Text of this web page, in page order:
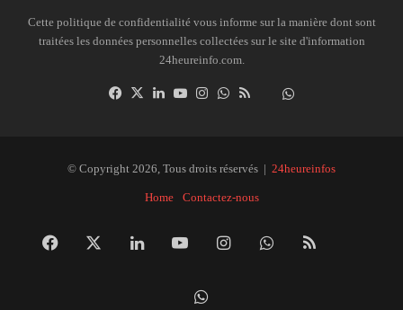
Cette politique de confidentialité vous informe sur la manière dont sont
traitées les données personnelles collectées sur le site d'information
24heureinfo.com.
Facebook
X LinkedinYouTubeInstagramWhatsAppDailymotion
© Copyright 2026, Tous droits réservés | 24heureinfos
Home Contactez-nous
Facebook LinkedinYouTubeInstagramWhatsApp
RSS